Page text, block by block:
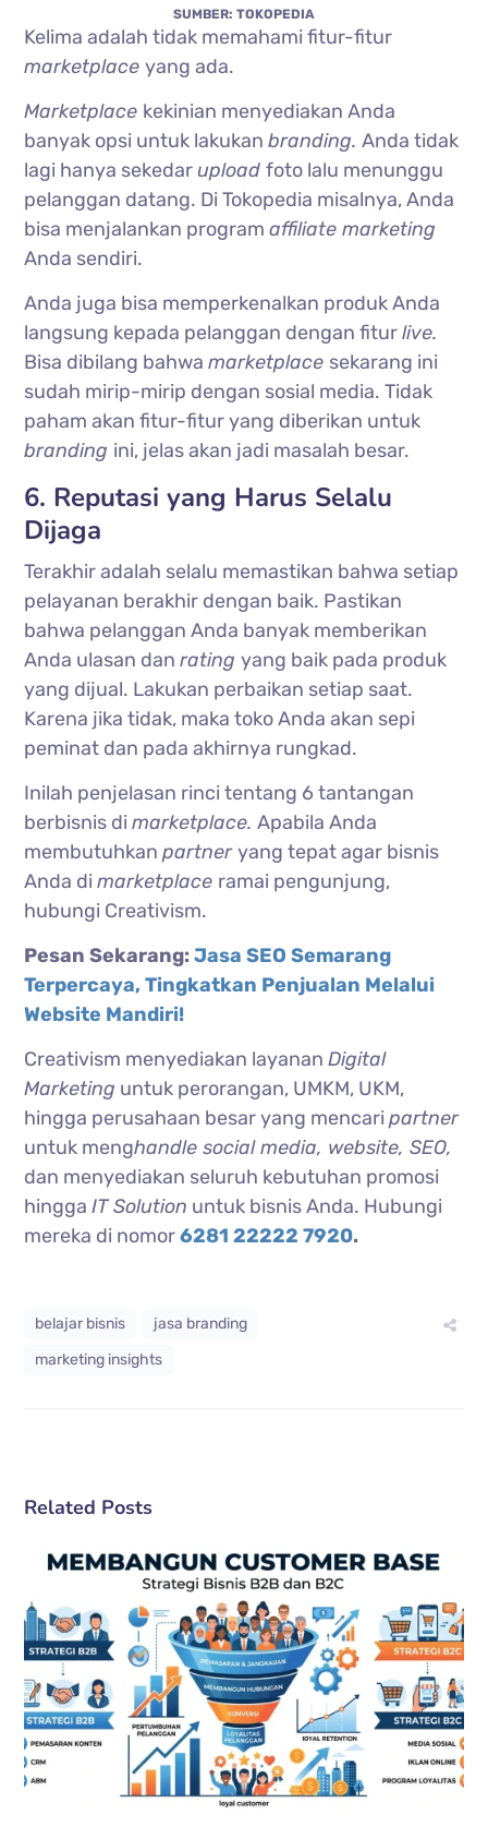
SUMBER: TOKOPEDIA
Kelima adalah tidak memahami fitur-fitur
marketplaceyang ada.
Marketplace kekinian menyediakan Anda
banyak opsi untuk lakukanbranding.Anda tidak
lagi hanya sekedaruploadfoto lalu menunggu
pelanggan datang. Di Tokopedia misalnya, Anda
bisa menjalankan programaffiliate marketing
Anda sendiri.
Anda juga bisa memperkenalkan produk Anda
langsung kepada pelanggan dengan fiturlive.
Bisa dibilang bahwamarketplace sekarang ini
sudah mirip-mirip dengan sosial media. Tidak
paham akan fitur-fitur yang diberikan untuk
branding ini, jelas akan jadi masalah besar.
6. Reputasi yang Harus Selalu
Dijaga
Terakhir adalah selalu memastikan bahwa setiap
pelayanan berakhir dengan baik. Pastikan
bahwa pelanggan Anda banyak memberikan
Anda ulasan danratingyang baik pada produk
yang dijual. Lakukan perbaikan setiap saat.
Karena jika tidak, maka toko Anda akan sepi
peminat dan pada akhirnya rungkad.
Inilah penjelasan rinci tentang 6 tantangan
berbisnis dimarketplace.Apabila Anda
membutuhkanpartneryang tepat agar bisnis
Anda dimarketplace ramai pengunjung,
hubungi Creativism.
Pesan Sekarang:Jasa SEO Semarang
Terpercaya, Tingkatkan Penjualan Melalui
Website Mandiri!
Creativism menyediakan layananDigital
Marketing untuk perorangan, UMKM, UKM,
hingga perusahaan besar yang mencaripartner
untuk menghandle social media, website, SEO,
dan menyediakan seluruh kebutuhan promosi
hinggaIT Solution untuk bisnis Anda. Hubungi
mereka di nomor6281 22222 7920.
belajar bisnis
jasa branding
marketing insights
Related Posts